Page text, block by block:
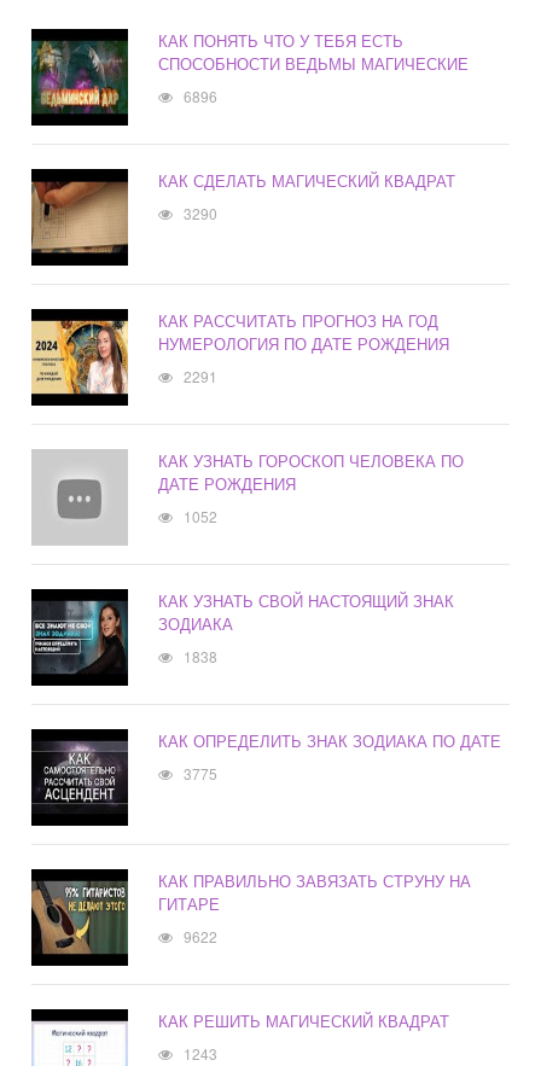
КАК ПОНЯТЬ ЧТО У ТЕБЯ ЕСТЬ
СПОСОБНОСТИ ВЕДЬМЫ МАГИЧЕСКИЕ
6896
КАК СДЕЛАТЬ МАГИЧЕСКИЙ КВАДРАТ
3290
КАК РАССЧИТАТЬ ПРОГНОЗ НА ГОД
НУМЕРОЛОГИЯ ПО ДАТЕ РОЖДЕНИЯ
2291
КАК УЗНАТЬ ГОРОСКОП ЧЕЛОВЕКА ПО
ДАТЕ РОЖДЕНИЯ
1052
КАК УЗНАТЬ СВОЙ НАСТОЯЩИЙ ЗНАК
ЗОДИАКА
1838
КАК ОПРЕДЕЛИТЬ ЗНАК ЗОДИАКА ПО ДАТЕ
3775
КАК ПРАВИЛЬНО ЗАВЯЗАТЬ СТРУНУ НА
ГИТАРЕ
9622
КАК РЕШИТЬ МАГИЧЕСКИЙ КВАДРАТ
1243